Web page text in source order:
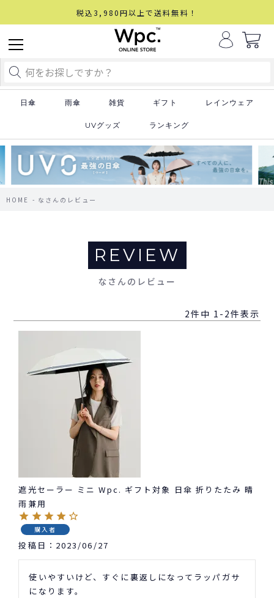
税込3,980円以上で送料無料！
日傘 雨傘 雑貨 ギフト レインウェア
UVグッズ ランキング
HOME なさんのレビュー
REVIEW
なさんのレビュー
2件中 1 - 2件表示
遮光セーラー ミニ Wpc. ギフト対象 日傘 折りたたみ 晴
雨兼用
購入者
投稿日 2023/06/27
使いやすいけど、すぐに裏返しになってラッパガサ
になります。